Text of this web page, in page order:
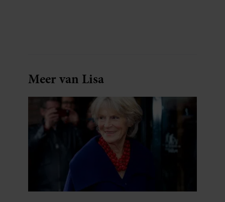
Meer van Lisa